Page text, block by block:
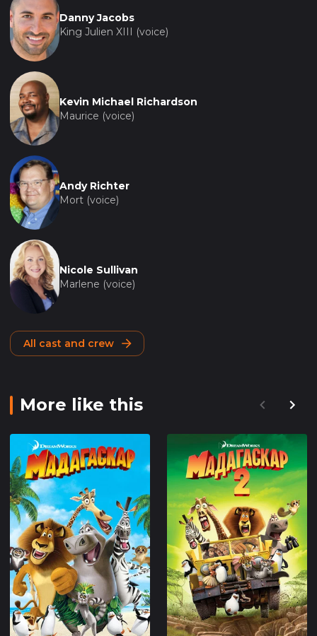
Danny Jacobs
King Julien XIII (voice)
Kevin Michael Richardson
Maurice (voice)
Andy Richter
Mort (voice)
Nicole Sullivan
Marlene (voice)
All cast and crew
More like this